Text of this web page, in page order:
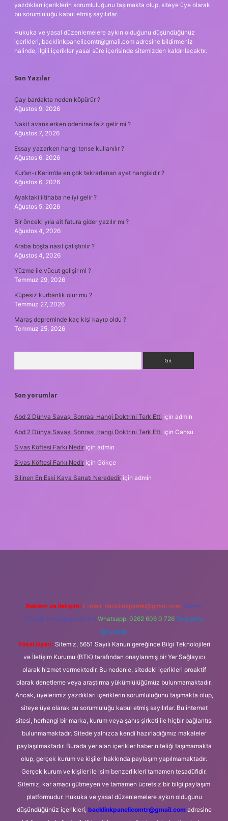
yazdıkları içeriklerin sorumluluğunu taşımakta olup, siteye üye olarak
bu sorumluluğu kabul etmiş sayılırlar.
Hukuka ve yasal düzenlemelere aykırı olduğunu düşündüğünüz
içerikleri, backlinkpanelicomtr@gmail.com adresine bildirmeniz
halinde, ilgili içerikler yasal süre içerisinde sitemizden kaldırılacaktır.
Son Yazılar
Çay bardakta neden köpürür ?
Ağustos 9, 2026
Nakit avans erken ödenirse faiz gelir mi ?
Ağustos 7, 2026
Essay yazarken hangi tense kullanılır ?
Ağustos 6, 2026
Kur’an-ı Kerim’de en çok tekrarlanan ayet hangisidir ?
Ağustos 6, 2026
Ayaktaki iltihaba ne iyi gelir ?
Ağustos 5, 2026
Bir önceki yıla ait fatura gider yazılır mı ?
Ağustos 4, 2026
Araba boşta nasıl çalıştırılır ?
Ağustos 4, 2026
Yüzme ile vücut gelişir mi ?
Temmuz 29, 2026
Küpesiz kurbanlık olur mu ?
Temmuz 27, 2026
Maraş depreminde kaç kişi kayıp oldu ?
Temmuz 25, 2026
Son yorumlar
Abd 2 Dünya Savaşı Sonrası Hangi Doktrini Terk Etti için admin
Abd 2 Dünya Savaşı Sonrası Hangi Doktrini Terk Etti için Cansu
Sivas Köftesi Farkı Nedir için admin
Sivas Köftesi Farkı Nedir için Gökçe
Bilinen En Eski Kaya Sanatı Nerededir için admin
Reklam ve İletişim: E-mail: backlinkpaneli@gmail.com Teams:
forumhizmeti@gmail.com Whatsapp: 0262 606 0 726 Telegram:
@karabul
Yasal Uyarı: Sitemiz, 5651 Sayılı Kanun gereğince Bilgi Teknolojileri
ve İletişim Kurumu (BTK) tarafından onaylanmış bir Yer Sağlayıcı
olarak hizmet vermektedir. Bu nedenle, sitedeki içerikleri proaktif
olarak denetleme veya araştırma yükümlülüğümüz bulunmamaktadır.
Ancak, üyelerimiz yazdıkları içeriklerin sorumluluğunu taşımakta olup,
siteye üye olarak bu sorumluluğu kabul etmiş sayılırlar. Bu internet
sitesi, herhangi bir marka, kurum veya şahıs şirketi ile hiçbir bağlantısı
bulunmamaktadır. Sitede yalnızca kendi hazırladığımız makaleler
paylaşılmaktadır. Burada yer alan içerikler haber niteliği taşımamakta
olup, gerçek kurum ve kişiler hakkında paylaşım yapılmamaktadır.
Gerçek kurum ve kişiler ile isim benzerlikleri tamamen tesadüfidir.
Sitemiz, kar amacı gütmeyen ve tamamen ücretsiz bir bilgi paylaşım
platformudur. Hukuka ve yasal düzenlemelere aykırı olduğunu
düşündüğünüz içerikleri, backlinkpanelicomtr@gmail.comadresine